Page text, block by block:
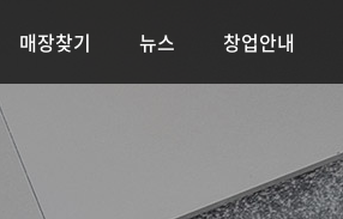
매장찾기 뉴스 창업안내